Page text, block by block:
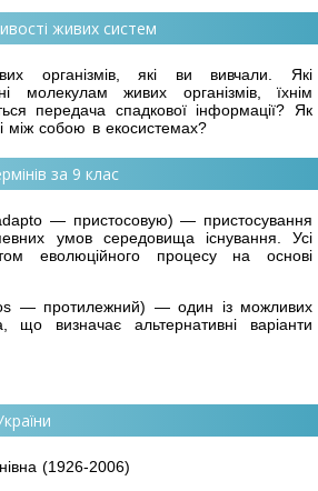
живих систем
організмів, які ви вивчали. Які
молекулам живих організмів, їхнім
передача спадкової інформації? Як
між собою в екосистемах?
за 9 клас
— пристосовую) — пристосування
умов середовища існування. Усі
еволюційного процесу на основі
— протилежний) — один із можливих
що визначає альтернативні варіанти
(1926-2006)